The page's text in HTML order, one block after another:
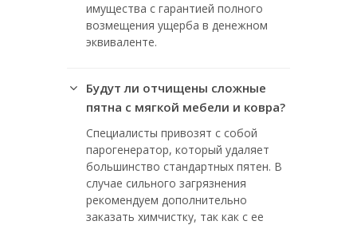
имущества с гарантией полного
возмещения ущерба в денежном
эквиваленте.
Будут ли отчищены сложные
пятна с мягкой мебели и ковра?
Специалисты привозят с собой
парогенератор, который удаляет
большинство стандартных пятен. В
случае сильного загрязнения
рекомендуем дополнительно
заказать химчистку, так как с ее